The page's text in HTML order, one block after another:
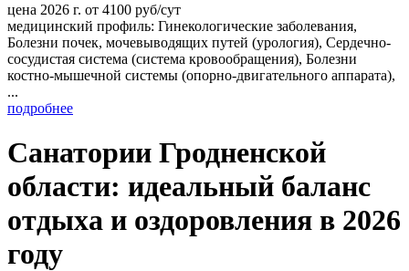
цена 2026 г. от 4100 руб/сут
медицинский профиль: Гинекологические заболевания,
Болезни почек, мочевыводящих путей (урология), Сердечно-
сосудистая система (система кровообращения), Болезни
костно-мышечной системы (опорно-двигательного аппарата),
...
подробнее
Санатории Гродненской
области: идеальный баланс
отдыха и оздоровления в 2026
году